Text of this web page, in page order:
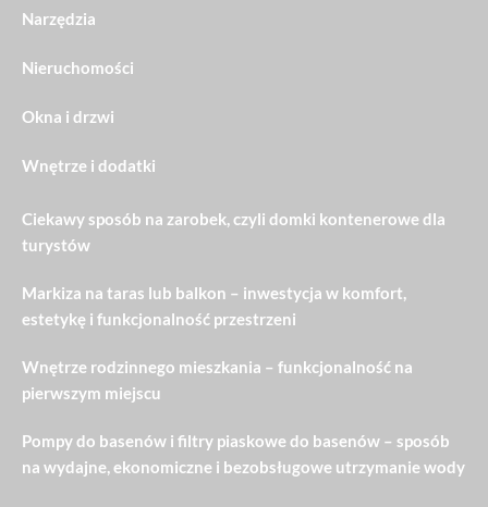
Narzędzia
Nieruchomości
Okna i drzwi
Wnętrze i dodatki
Ciekawy sposób na zarobek, czyli domki kontenerowe dla
turystów
Markiza na taras lub balkon – inwestycja w komfort,
estetykę i funkcjonalność przestrzeni
Wnętrze rodzinnego mieszkania – funkcjonalność na
pierwszym miejscu
Pompy do basenów i filtry piaskowe do basenów – sposób
na wydajne, ekonomiczne i bezobsługowe utrzymanie wody